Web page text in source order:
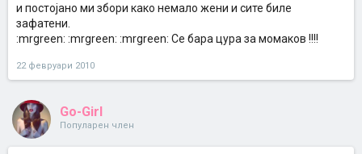
и постојано ми збори како немало жени и сите биле
зафатени.
:mrgreen: :mrgreen: :mrgreen: Се бара цура за момаков !!!!
22 февруари 2010
Go-Girl
Популарен член